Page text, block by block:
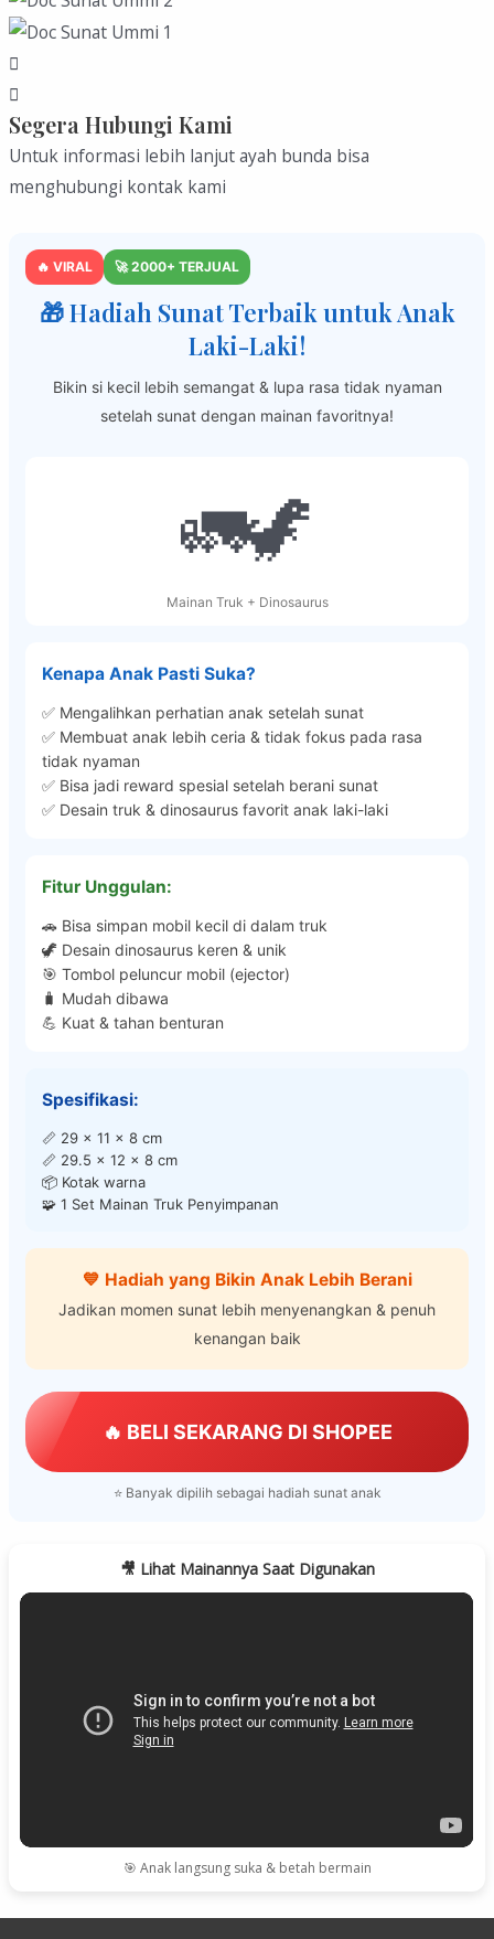
Segera Hubungi Kami
Untuk informasi lebih lanjut ayah bunda bisa
menghubungi kontak kami
🔥 VIRAL 🚀 2000+ TERJUAL
🎁 Hadiah Sunat Terbaik untuk Anak
Laki-Laki!
Bikin si kecil lebih semangat & lupa rasa tidak nyaman
setelah sunat dengan mainan favoritnya!
🚛🦖
Mainan Truk + Dinosaurus
Kenapa Anak Pasti Suka?
✅ Mengalihkan perhatian anak setelah sunat
✅ Membuat anak lebih ceria & tidak fokus pada rasa
tidak nyaman
✅ Bisa jadi reward spesial setelah berani sunat
✅ Desain truk & dinosaurus favorit anak laki-laki
Fitur Unggulan:
🚗 Bisa simpan mobil kecil di dalam truk
🦖 Desain dinosaurus keren & unik
🎯 Tombol peluncur mobil (ejector)
🧳 Mudah dibawa
💪 Kuat & tahan benturan
Spesifikasi:
📏 29 x 11 x 8 cm
📏 29.5 x 12 x 8 cm
📦 Kotak warna
🧩 1 Set Mainan Truk Penyimpanan
💙 Hadiah yang Bikin Anak Lebih Berani
Jadikan momen sunat lebih menyenangkan & penuh
kenangan baik
🔥 BELI SEKARANG DI SHOPEE
⭐ Banyak dipilih sebagai hadiah sunat anak
🎥 Lihat Mainannya Saat Digunakan
🎯 Anak langsung suka & betah bermain